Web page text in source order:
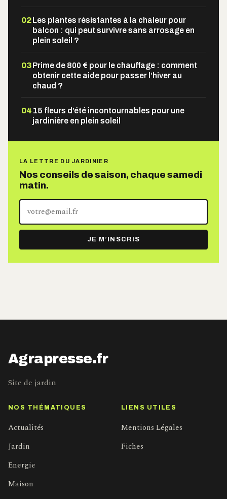
02Les plantes résistantes à la chaleur pour
balcon : qui peut survivre sans arrosage en
plein soleil ?
03Prime de 800 € pour le chauffage : comment
obtenir cette aide pour passer l’hiver au
chaud ?
04 15 fleurs d’été incontournables pour une
jardinière en plein soleil
LA LETTRE DU JARDINIER
Nos conseils de saison, chaque samedi
matin.
Votre
adresse
e-
mail
JE M’INSCRIS
Agrapresse.fr
Site de jardin
NOS THÉMATIQUES
Actualités
Jardin
Energie
Maison
LIENS UTILES
Mentions Légales
Fiches